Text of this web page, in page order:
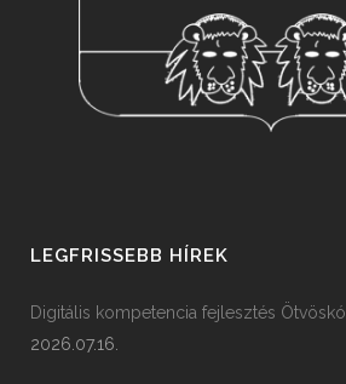
LEGFRISSEBB HÍREK
Digitális kompetencia fejlesztés
2026.07.16.